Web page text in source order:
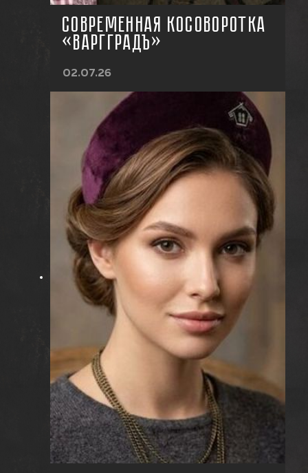
СОВРЕМЕННАЯ КОСОВОРОТКА
«ВАРГГРАДЪ»
02.07.26